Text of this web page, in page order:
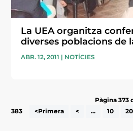
La UEA organitza
diverses poblacions de
ABR. 12, 2011 | NOTÍCIES
Pàgina 373
383
<Primera < ... 10 20